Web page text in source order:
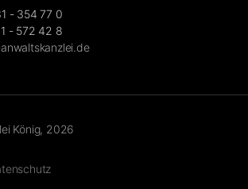
- 354 77 0
- 572 42 8
König, 2026